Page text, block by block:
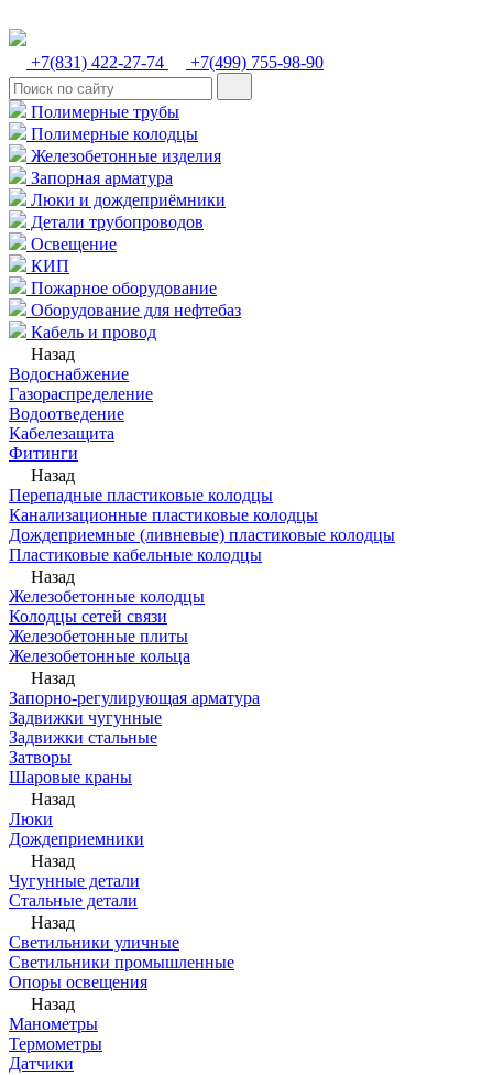
+7(831) 422-27-74 +7(499) 755-98-90
Полимерные трубы
Полимерные колодцы
Железобетонные изделия
Запорная арматура
Люки и дождеприёмники
Детали трубопроводов
Освещение
КИП
Пожарное оборудование
Оборудование для нефтебаз
Кабель и провод
Назад
Водоснабжение
Газораспределение
Водоотведение
Кабелезащита
Фитинги
Назад
Перепадные пластиковые колодцы
Канализационные пластиковые колодцы
Дождеприемные (ливневые) пластиковые колодцы
Пластиковые кабельные колодцы
Назад
Железобетонные колодцы
Колодцы сетей связи
Железобетонные плиты
Железобетонные кольца
Назад
Запорно-регулирующая арматура
Задвижки чугунные
Задвижки стальные
Затворы
Шаровые краны
Назад
Люки
Дождеприемники
Назад
Чугунные детали
Стальные детали
Назад
Светильники уличные
Светильники промышленные
Опоры освещения
Назад
Манометры
Термометры
Датчики